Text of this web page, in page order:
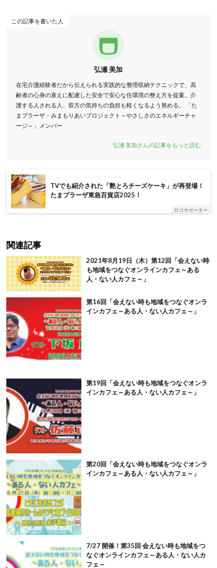
この記事を書いた人
弘瀬 美加
在宅介護経験者だから伝えられる実践的な整理収納テクニックで、高
齢者の心身の衰えに配慮した安全で安心な住環境の整え方を提案。介
護する人される人、双方の気持ちの負担も軽くなるよう努める。 「た
まプラーザ・みまもりあいプロジェクト～やさしさのエネルギーチャ
ージ～」メンバー
弘瀬 美加さんの記事をもっと読む
TVでも紹介された「艶とろチーズケーキ」が再登場！
たまプラーザ東急百貨店2025！
ロコサポーター
関連記事
2021年8月19日（木）第12回「会えない時
も地域をつなぐオンラインカフェ～ある
人・ない人カフェ～」
第16回「会えない時も地域をつなぐオンラ
インカフェ～ある人・ない人カフェ～」
第19回「会えない時も地域をつなぐオンラ
インカフェ～ある人・ない人カフェ～」
第20回「会えない時も地域をつなぐオンラ
インカフェ～ある人・ない人カフェ～」
7/27 開催！第35回 会えない時も地域をつ
なぐオンラインカフェ～ある人・ない人カ
フェ～